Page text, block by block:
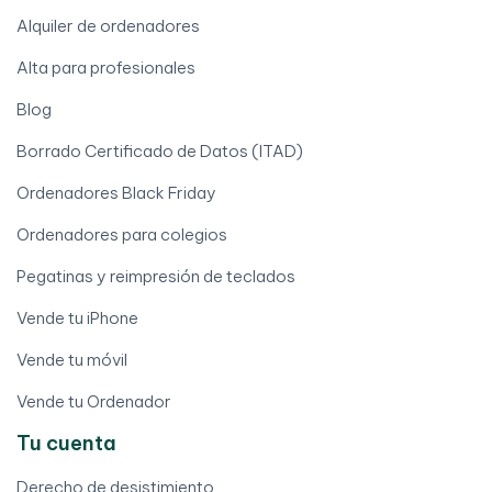
Alquiler de ordenadores
Alta para profesionales
Blog
Borrado Certificado de Datos (ITAD)
Ordenadores Black Friday
Ordenadores para colegios
Pegatinas y reimpresión de teclados
Vende tu iPhone
Vende tu móvil
Vende tu Ordenador
Tu cuenta
Derecho de desistimiento